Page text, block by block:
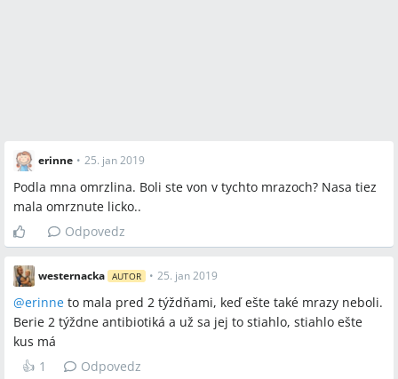
erinne • 25. jan 2019
Podla mna omrzlina. Boli ste von v tychto mrazoch? Nasa tiez
mala omrznute licko..
Odpovedz
westernacka AUTOR • 25. jan 2019
@erinne to mala pred 2 týždňami, keď ešte také mrazy neboli.
Berie 2 týždne antibiotiká a už sa jej to stiahlo, stiahlo ešte
kus má
👍 1 Odpovedz